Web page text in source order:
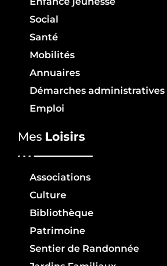
Social
Santé
Mobilités
Annuaires
Démarches administratives
Emploi
Mes Loisirs
Associations
Culture
Bibliothèque
Patrimoine
Sentier de Randonnée